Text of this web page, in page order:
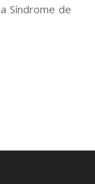
Síndrome de